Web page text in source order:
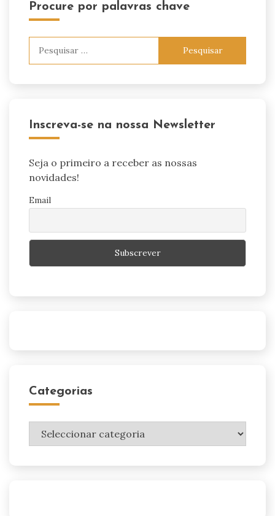
Procure por palavras chave
Inscreva-se na nossa Newsletter
Seja o primeiro a receber as nossas
novidades!
Email
Categorias
Categorias